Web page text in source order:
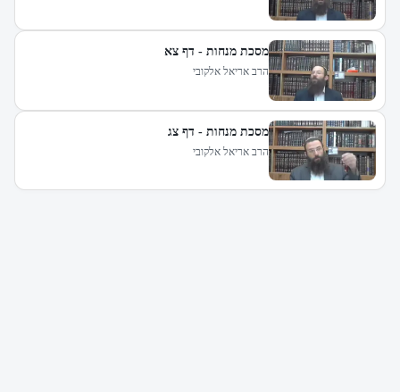
מסכת מנחות - דף צא
הרב אריאל אלקובי
מסכת מנחות - דף צג
הרב אריאל אלקובי